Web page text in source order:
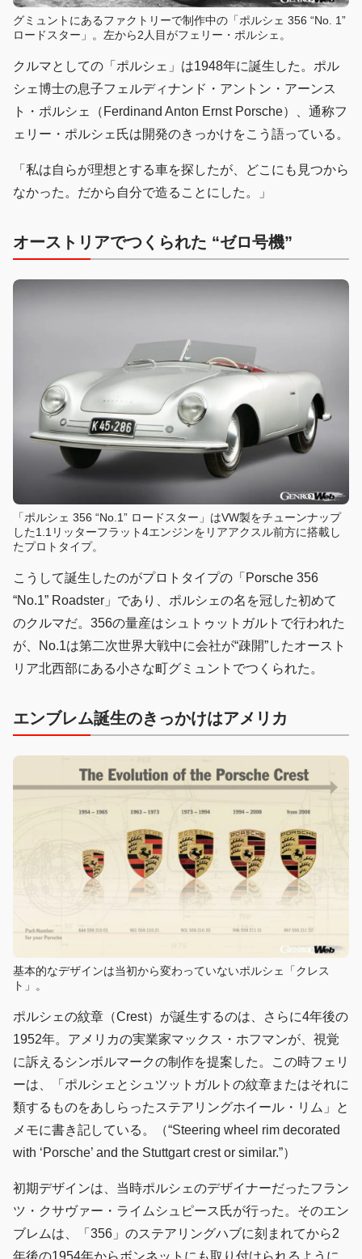
グミュントにあるファクトリーで制作中の「ポルシェ 356 “No. 1”
ロードスター」。左から2人目がフェリー・ポルシェ。
クルマとしての「ポルシェ」は1948年に誕生した。ポル
シェ博士の息子フェルディナンド・アントン・アーンス
ト・ポルシェ（Ferdinand Anton Ernst Porsche）、通称フ
ェリー・ポルシェ氏は開発のきっかけをこう語っている。
「私は自らが理想とする車を探したが、どこにも見つから
なかった。だから自分で造ることにした。」
オーストリアでつくられた “ゼロ号機”
「ポルシェ 356 “No.1” ロードスター」はVW製をチューンナップ
した1.1リッターフラット4エンジンをリアアクスル前方に搭載し
たプロトタイプ。
こうして誕生したのがプロトタイプの「Porsche 356
“No.1” Roadster」であり、ポルシェの名を冠した初めて
のクルマだ。356の量産はシュトゥットガルトで行われた
が、No.1は第二次世界大戦中に会社が“疎開”したオースト
リア北西部にある小さな町グミュントでつくられた。
エンブレム誕生のきっかけはアメリカ
基本的なデザインは当初から変わっていないポルシェ「クレス
ト」。
ポルシェの紋章（Crest）が誕生するのは、さらに4年後の
1952年。アメリカの実業家マックス・ホフマンが、視覚
に訴えるシンボルマークの制作を提案した。この時フェリ
ーは、「ポルシェとシュツットガルトの紋章またはそれに
類するものをあしらったステアリングホイール・リム」と
メモに書き記している。（“Steering wheel rim decorated
with ‘Porsche’ and the Stuttgart crest or similar.”）
初期デザインは、当時ポルシェのデザイナーだったフラン
ツ・クサヴァー・ライムシュピース氏が行った。そのエン
ブレムは、「356」のステアリングハブに刻まれてから2
年後の1954年からボンネットにも取り付けられるように